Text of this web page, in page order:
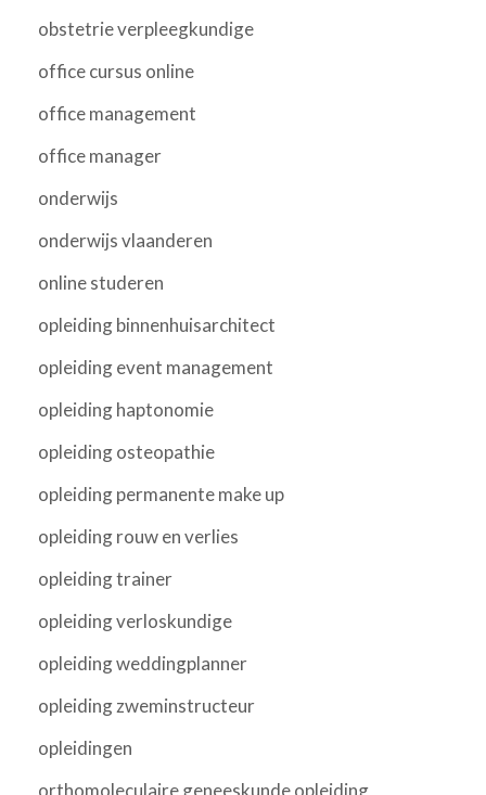
obstetrie verpleegkundige
office cursus online
office management
office manager
onderwijs
onderwijs vlaanderen
online studeren
opleiding binnenhuisarchitect
opleiding event management
opleiding haptonomie
opleiding osteopathie
opleiding permanente make up
opleiding rouw en verlies
opleiding trainer
opleiding verloskundige
opleiding weddingplanner
opleiding zweminstructeur
opleidingen
orthomoleculaire geneeskunde opleiding